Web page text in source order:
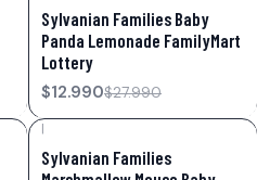
Sylvanian Families Baby
Panda Lemonade FamilyMart
Lottery
$12.990$27.990
|
Sylvanian Families